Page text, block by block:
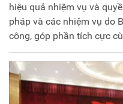
hiệu quả nhiệm vụ và
pháp và các nhiệm vụ do
công, góp phần tích cực
quân thực hiện thắng lợi
quốc lần thứ XII của
Đảng, chính sách, pháp
quyết của Quốc hội khóa